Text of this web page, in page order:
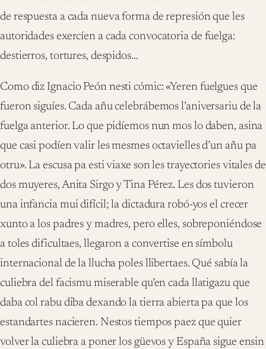
de respuesta a cada nueva forma de represión que les
autoridades exercíen a cada convocatoria de fuelga:
destierros, tortures, despidos…
Como diz Ignacio Peón nesti cómic: «Yeren fuelgues que
fueron siguíes. Cada añu celebrábemos l’aniversariu de la
fuelga anterior. Lo que pidíemos nun mos lo daben, asina
que casi podíen valir les mesmes octavielles d’un añu pa
otru». La escusa pa esti viaxe son les trayectories vitales de
dos muyeres, Anita Sirgo y Tina Pérez. Les dos tuvieron
una infancia mui difícil; la dictadura robó-yos el crecer
xunto a los padres y madres, pero elles, sobreponiéndose
a toles dificultaes, llegaron a convertise en símbolu
internacional de la llucha poles llibertaes. Qué sabía la
culiebra del facismu miserable qu’en cada llatigazu que
daba col rabu diba dexando la tierra abierta pa que los
estandartes nacieren. Nestos tiempos paez que quier
volver la culiebra a poner los güevos y España sigue ensin